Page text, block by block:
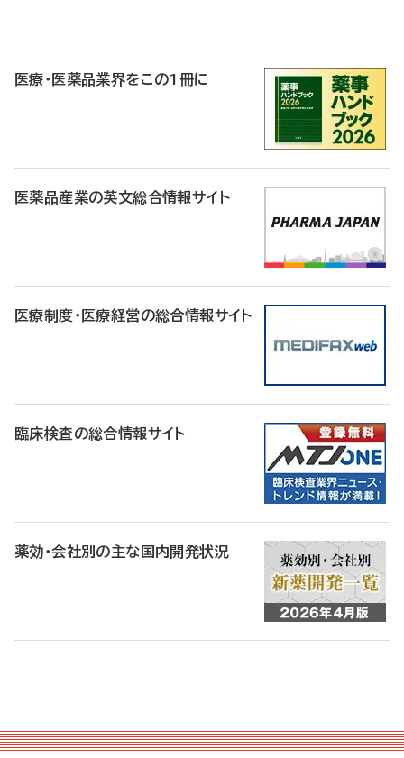
医療・医薬品業界をこの1冊に
医薬品産業の英文総合情報サイト
医療制度・医療経営の総合情報サイト
臨床検査の総合情報サイト
薬効・会社別の主な国内開発状況